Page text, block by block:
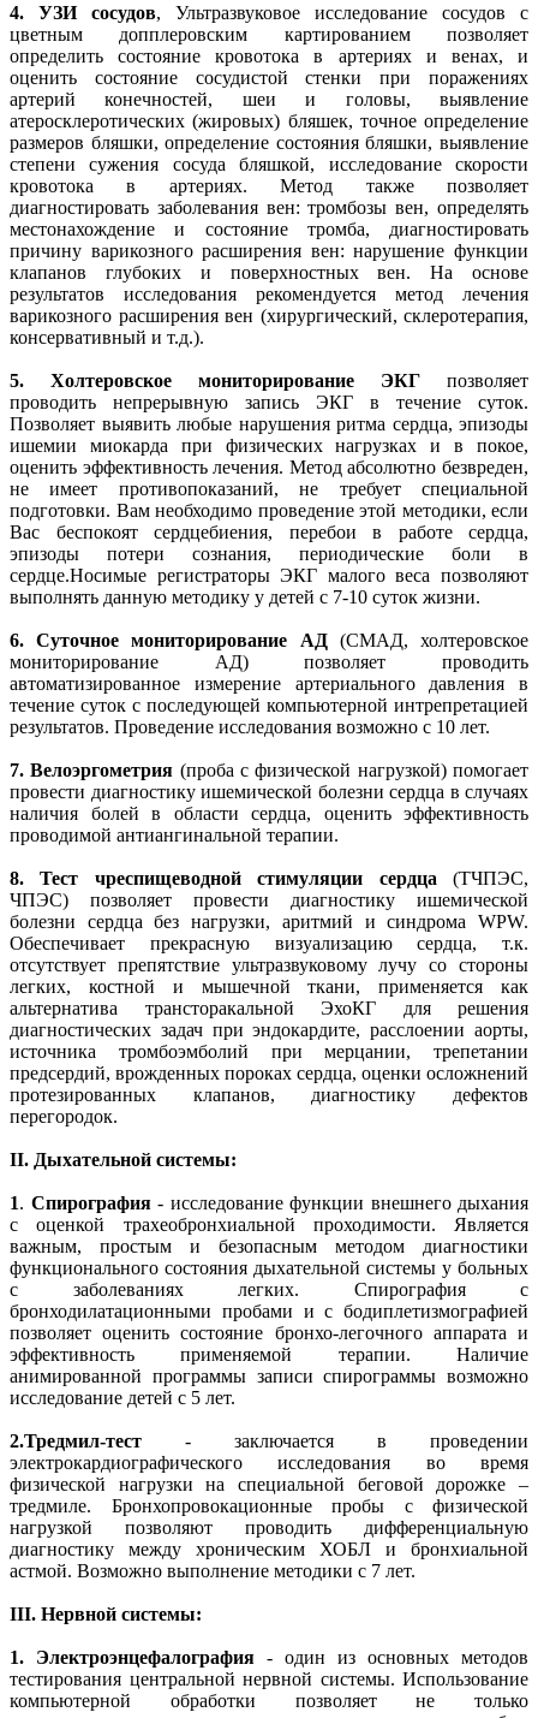
4. УЗИ сосудов, Ультразвуковое исследование сосудов с
цветным допплеровским картированием позволяет
определить состояние кровотока в артериях и венах, и
оценить состояние сосудистой стенки при поражениях
артерий конечностей, шеи и головы, выявление
атеросклеротических (жировых) бляшек, точное определение
размеров бляшки, определение состояния бляшки, выявление
степени сужения сосуда бляшкой, исследование скорости
кровотока в артериях. Метод также позволяет
диагностировать заболевания вен: тромбозы вен, определять
местонахождение и состояние тромба, диагностировать
причину варикозного расширения вен: нарушение функции
клапанов глубоких и поверхностных вен. На основе
результатов исследования рекомендуется метод лечения
варикозного расширения вен (хирургический, склеротерапия,
консервативный и т.д.).
5. Холтеровское мониторирование ЭКГ позволяет
проводить непрерывную запись ЭКГ в течение суток.
Позволяет выявить любые нарушения ритма сердца, эпизоды
ишемии миокарда при физических нагрузках и в покое,
оценить эффективность лечения. Метод абсолютно безвреден,
не имеет противопоказаний, не требует специальной
подготовки. Вам необходимо проведение этой методики, если
Вас беспокоят сердцебиения, перебои в работе сердца,
эпизоды потери сознания, периодические боли в
сердце.Носимые регистраторы ЭКГ малого веса позволяют
выполнять данную методику у детей с 7-10 суток жизни.
6.Суточное мониторирование АД(СМАД, холтеровское
мониторирование АД) позволяет проводить
автоматизированное измерение артериального давления в
течение суток с последующей компьютерной интрепретацией
результатов. Проведение исследования возможно с 10 лет.
7. Велоэргометрия (проба с физической нагрузкой) помогает
провести диагностику ишемической болезни сердца в случаях
наличия болей в области сердца, оценить эффективность
проводимой антиангинальной терапии.
8. Тест чреспищеводной стимуляции сердца (ТЧПЭС,
ЧПЭС) позволяет провести диагностику ишемической
болезни сердца без нагрузки, аритмий и синдрома WPW.
Обеспечивает прекрасную визуализацию сердца, т.к.
отсутствует препятствие ультразвуковому лучу со стороны
легких, костной и мышечной ткани, применяется как
альтернатива трансторакальной ЭхоКГ для решения
диагностических задач при эндокардите, расслоении аорты,
источника тромбоэмболий при мерцании, трепетании
предсердий, врожденных пороках сердца, оценки осложнений
протезированных клапанов, диагностику дефектов
перегородок.
II. Дыхательной системы:
1. Спирография - исследование функции внешнего дыхания
с оценкой трахеобронхиальной проходимости. Является
важным, простым и безопасным методом диагностики
функционального состояния дыхательной системы у больных
с заболеваниях легких. Спирография с
бронходилатационными пробами и с бодиплетизмографией
позволяет оценить состояние бронхо-легочного аппарата и
эффективность применяемой терапии. Наличие
анимированной программы записи спирограммы возможно
исследование детей с 5 лет.
2.Тредмил-тест - заключается в проведении
электрокардиографического исследования во время
физической нагрузки на специальной беговой дорожке –
тредмиле. Бронхопровокационные пробы с физической
нагрузкой позволяют проводить дифференциальную
диагностику между хроническим ХОБЛ и бронхиальной
астмой. Возможно выполнение методики с 7 лет.
III. Нервной системы:
1. Электроэнцефалография - один из основных методов
тестирования центральной нервной системы. Использование
компьютерной обработки позволяет не только